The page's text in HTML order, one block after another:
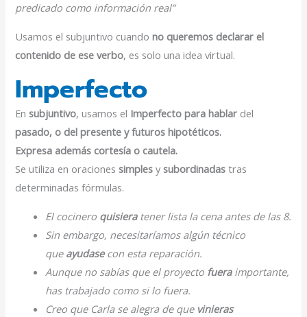
predicado como información real”
Usamos el subjuntivo cuando no queremos declarar el
contenido de ese verbo, es solo una idea virtual.
Imperfecto
Ensubjuntivo, usamos el Imperfecto para hablar del
pasado, o del presente y futuros hipotéticos.
Expresa además cortesía o cautela.
Se utiliza en oracionessimples ysubordinadas tras
determinadas fórmulas.
El cocinero quisieratener lista la cena antes de las 8.
Sin embargo, necesitaríamos algún técnico
que ayudasecon esta reparación.
Aunque no sabías que el proyecto fueraimportante,
has trabajado como si lo fuera.
Creo que Carla se alegra de quevinieras